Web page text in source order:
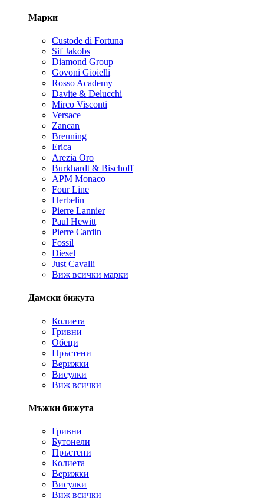
Марки
Custode di Fortuna
Sif Jakobs
Diamond Group
Govoni Gioielli
Rosso Academy
Davite & Delucchi
Mirco Visconti
Versace
Zancan
Breuning
Erica
Arezia Oro
Burkhardt & Bischoff
APM Monaco
Four Line
Herbelin
Pierre Lannier
Paul Hewitt
Pierre Cardin
Fossil
Diesel
Just Cavalli
Виж всички марки
Дамски бижута
Колиета
Гривни
Обеци
Пръстени
Верижки
Висулки
Виж всички
Мъжки бижута
Гривни
Бутонели
Пръстени
Колиета
Верижки
Висулки
Виж всички